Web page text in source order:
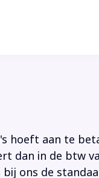
hoeft aan te
dan in de btw
ons de